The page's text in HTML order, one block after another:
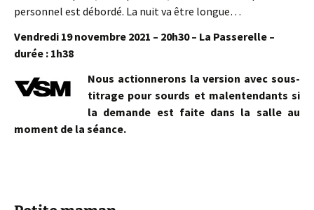
personnel est débordé. La nuit va être longue…
Vendredi 19 novembre 2021 – 20h30 – La Passerelle –
durée : 1h38
Nous actionnerons la version avec sous-
titrage pour sourds et malentendants si
la demande est faite dans la salle au
moment de la séance.